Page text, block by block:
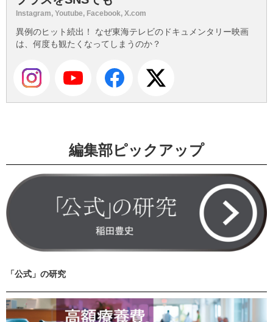
Instagram, Youtube, Facebook, X.com
異例のヒット続出！ なぜ東海テレビのドキュメンタリー映画
は、何度も観たくなってしまうのか？
編集部ピックアップ
「公式」の研究